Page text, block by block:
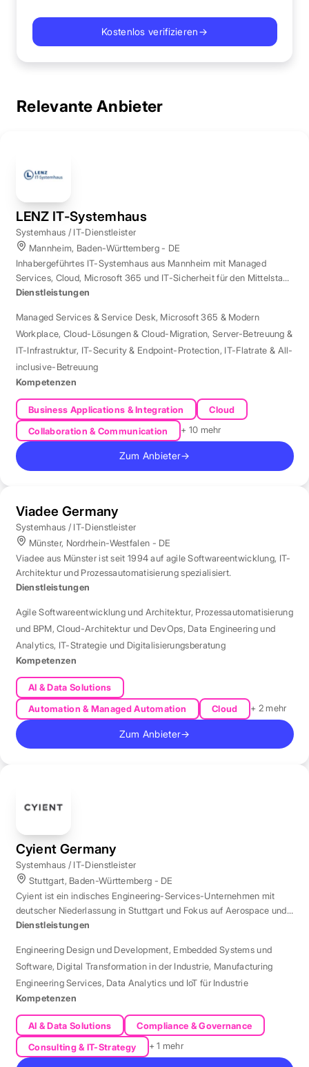
Kostenlos verifizieren→
Relevante Anbieter
LENZ IT-Systemhaus
Systemhaus / IT-Dienstleister
Mannheim, Baden-Württemberg - DE
Inhabergeführtes IT-Systemhaus aus Mannheim mit Managed
Services, Cloud, Microsoft 365 und IT-Sicherheit für den Mittelstand
der Region Rhein-Neckar.
Dienstleistungen
Managed Services & Service Desk, Microsoft 365 & Modern
Workplace, Cloud-Lösungen & Cloud-Migration, Server-Betreuung &
IT-Infrastruktur, IT-Security & Endpoint-Protection, IT-Flatrate & All-
inclusive-Betreuung
Kompetenzen
Business Applications & Integration
Cloud
Collaboration & Communication
+ 10 mehr
Zum Anbieter→
Viadee Germany
Systemhaus / IT-Dienstleister
Münster, Nordrhein-Westfalen - DE
Viadee aus Münster ist seit 1994 auf agile Softwareentwicklung, IT-
Architektur und Prozessautomatisierung spezialisiert.
Dienstleistungen
Agile Softwareentwicklung und Architektur, Prozessautomatisierung
und BPM,Cloud-Architektur und DevOps, Data Engineering und
Analytics, IT-Strategie und Digitalisierungsberatung
Kompetenzen
AI & Data Solutions
Automation & Managed Automation
Cloud + 2 mehr
Zum Anbieter→
Cyient Germany
Systemhaus / IT-Dienstleister
Stuttgart, Baden-Württemberg - DE
Cyient ist ein indisches Engineering-Services-Unternehmen mit
deutscher Niederlassung in Stuttgart und Fokus auf Aerospace und
Automotive.
Dienstleistungen
Engineering Design und Development, Embedded Systems und
Software, Digital Transformation in der Industrie, Manufacturing
Engineering Services, Data Analytics und IoT für Industrie
Kompetenzen
AI & Data Solutions
Compliance & Governance
Consulting & IT-Strategy
+ 1 mehr